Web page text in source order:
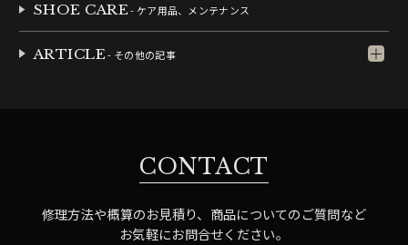
SHOE CARE- ケア用品、メンテナンス
ARTICLE- その他の記事
CONTACT
修理方法や概算のお見積り、商品についてのご質問など
お気軽にお問合せください。